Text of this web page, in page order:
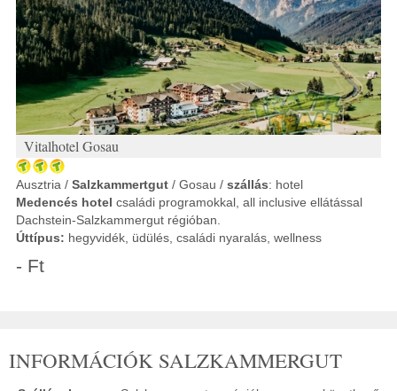
Vitalhotel Gosau
Ausztria / Salzkammertgut / Gosau / szállás: hotel
Medencés hotel családi programokkal, all inclusive ellátással
Dachstein-Salzkammergut régióban.
Úttípus: hegyvidék, üdülés, családi nyaralás, wellness
- Ft
INFORMÁCIÓK SALZKAMMERGUT